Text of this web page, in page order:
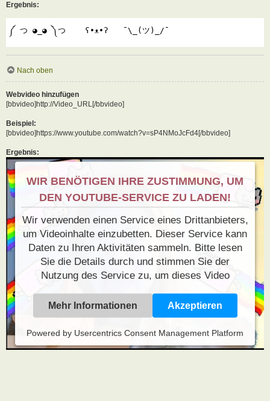
Ergebnis:
༼ つ ◕_◕ ༽つ    ʕ•ᴥ•ʔ   ¯\_(ツ)_/¯
Nach oben
Webvideo hinzufügen
[bbvideo]http://Video_URL[/bbvideo]
Beispiel:
[bbvideo]https://www.youtube.com/watch?v=sP4NMoJcFd4[/bbvideo]
Ergebnis:
WIR BENÖTIGEN IHRE ZUSTIMMUNG, UM
DEN YOUTUBE-SERVICE ZU LADEN!
Wir verwenden einen Service eines Drittanbieters,
um Videoinhalte einzubetten. Dieser Service kann
Daten zu Ihren Aktivitäten sammeln. Bitte lesen
Sie die Details durch und stimmen Sie der
Nutzung des Service zu, um dieses Video
Mehr Informationen Akzeptieren
Powered by Usercentrics Consent Management Platform